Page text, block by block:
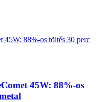
45W: 88%-os